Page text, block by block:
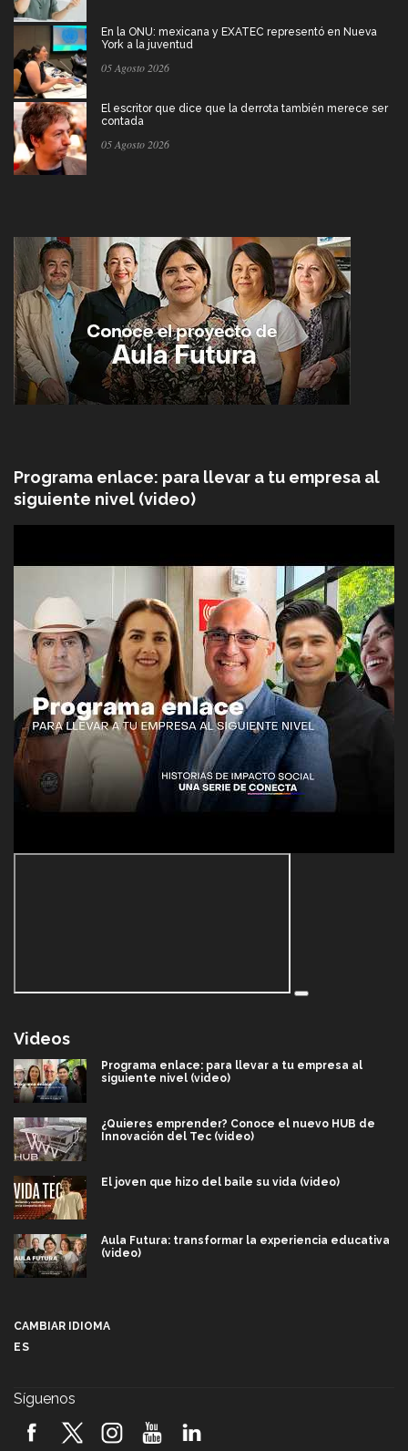
En la ONU: mexicana y EXATEC representó en Nueva
York a la juventud
05 Agosto 2026
El escritor que dice que la derrota también merece ser
contada
05 Agosto 2026
Programa enlace: para llevar a tu empresa al
siguiente nivel (video)
Videos
Programa enlace: para llevar a tu empresa al
siguiente nivel (video)
¿Quieres emprender? Conoce el nuevo HUB de
Innovación del Tec (video)
El joven que hizo del baile su vida (video)
Aula Futura: transformar la experiencia educativa
(video)
2026! (video)
CAMBIAR IDIOMA
ES
Síguenos